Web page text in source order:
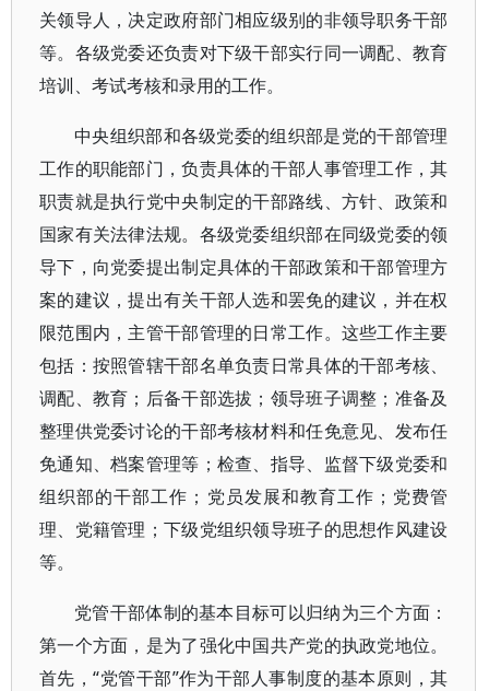
关领导人，决定政府部门相应级别的非领导职务干部
等。各级党委还负责对下级干部实行同一调配、教育
培训、考试考核和录用的工作。
中央组织部和各级党委的组织部是党的干部管理
工作的职能部门，负责具体的干部人事管理工作，其
职责就是执行党中央制定的干部路线、方针、政策和
国家有关法律法规。各级党委组织部在同级党委的领
导下，向党委提出制定具体的干部政策和干部管理方
案的建议，提出有关干部人选和罢免的建议，并在权
限范围内，主管干部管理的日常工作。这些工作主要
包括：按照管辖干部名单负责日常具体的干部考核、
调配、教育；后备干部选拔；领导班子调整；准备及
整理供党委讨论的干部考核材料和任免意见、发布任
免通知、档案管理等；检查、指导、监督下级党委和
组织部的干部工作；党员发展和教育工作；党费管
理、党籍管理；下级党组织领导班子的思想作风建设
等。
党管干部体制的基本目标可以归纳为三个方面：
第一个方面，是为了强化中国共产党的执政党地位。
首先，“党管干部”作为干部人事制度的基本原则，其